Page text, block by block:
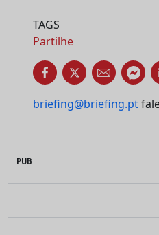
TAGS
Partilhe
briefing@briefing.pt
PUB